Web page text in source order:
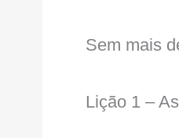
Sem mais
Lição 1 –